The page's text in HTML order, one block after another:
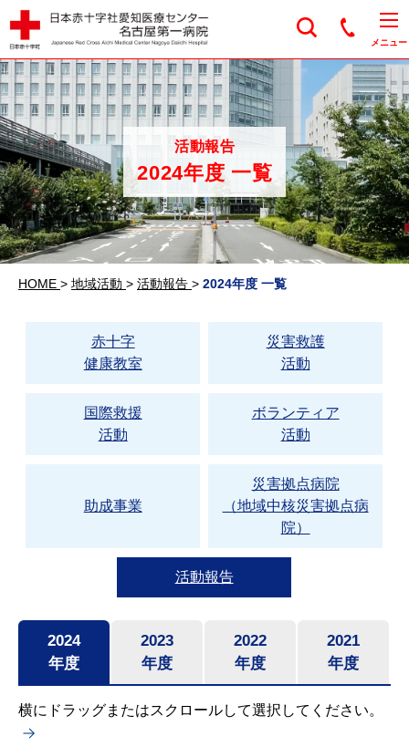
メニュー
活動報告
2024年度 一覧
HOME > 地域活動 > 活動報告 > 2024年度 一覧
赤十字
健康教室
災害救護
活動
国際救援
活動
ボランティア
活動
助成事業
災害拠点病院
（地域中核災害拠点病
院）
活動報告
2024
年度
2023
年度
2022
年度
2021
年度
横にドラッグまたはスクロールして選択してください。